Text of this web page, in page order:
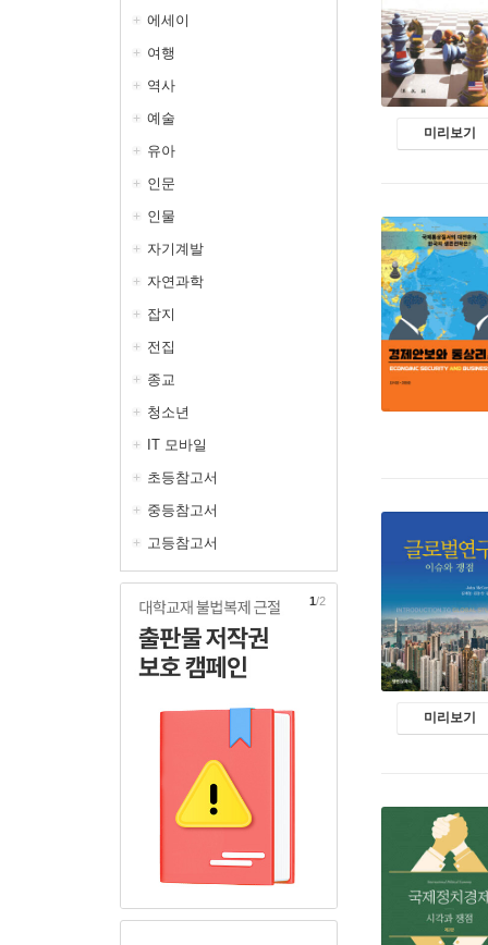
에세이
여행
역사
예술
유아
인문
인물
자기계발
자연과학
잡지
전집
종교
청소년
IT 모바일
초등참고서
중등참고서
고등참고서
1/2
미리보기
미리보기